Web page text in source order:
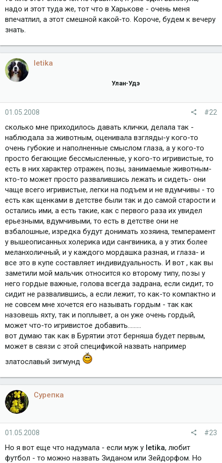
надо и этот туда же, тот что в Харькове - очень меня
впечатлил, а этот смешной какой-то. Короче, будем к вечеру
знать.
letika
Улан-Удэ
01.05.2008 #22
сколько мне приходилось давать клички, делала так -
наблюдала за животным, оценивала взгляды-у кого-то
очень губокие и наполненные смыслом глаза, а у кого-то
просто бегающие бессмысленные, у кого-то игривистые, то
есть в них характер отражен, позы, занимаемые животным-
кто-то может просто развалившись лежать и сидеть- они
чаще всего игривистые, легки на подъем и не вдумчивы - то
есть как щенками в детстве были так и до самой старости и
остались ими, а есть такие, как с первого раза их увидел
ерьезными, вдумчивыми, то есть в детстве они не
взбалошные, изредка будут донимать хозяина, темперамент
у вышеописанных холерика иди сангвиника, а у этих более
меланхоличный, и у каждого мордашка разная, и глаза- и
все это в купе составляет индивидуальность. И вот , как вы
заметили мой мальчик относится ко второму типу, позы у
него гордые важные, голова всегда задрана, если сидит, то
сидит не развалившись, а если лежит, то как-то компактно и
не совсем мне хочется его называть гордым - так как
назовешь яхту, так и поплывет, а он уже очень гордый,
может что-то игривистое добавить.........
вот думаю так как в Бурятии этот берняша будет первым,
может в связи с этой спецификой назвать например
златославый зигмунд
Сурепка
01.05.2008 #23
Но я вот еще что надумала - если муж у letika, любит
футбол - то можно назвать Зиданом или Зейдорфом. Но